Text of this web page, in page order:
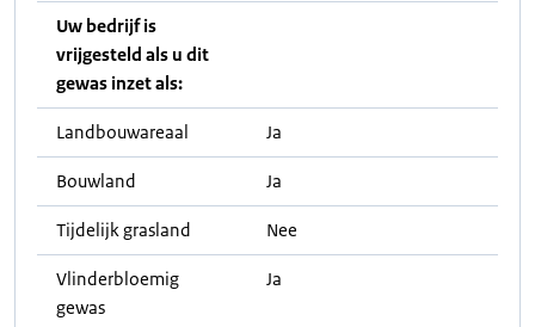
Uw bedrijf is
vrijgesteld als u dit
gewas inzet als:
Landbouwareaal Ja
Bouwland Ja
Tijdelijk grasland Nee
Vlinderbloemig
gewas
Ja